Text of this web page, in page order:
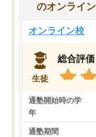
のオンライ
オンライン校
生徒
総合評価
通塾開始時の学
年
通塾期間